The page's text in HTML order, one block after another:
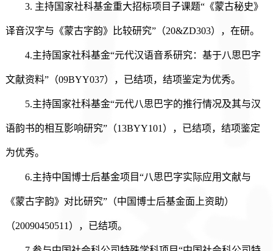
3. 主持国家社科基金重大招标项目子课题“《蒙古秘史》
译音汉字与《蒙古字韵》比较研究”（20&ZD303），在研。
4.主持国家社科基金“元代汉语音系研究：基于八思巴字
文献资料”（09BYY037），已结项，结项鉴定为优秀。
5.主持国家社科基金“元代八思巴字的推行情况及其与汉
语韵书的相互影响研究”（13BYY101），已结项，结项鉴定
为优秀。
6.主持中国博士后基金项目“八思巴字实际应用文献与
《蒙古字韵》对比研究”（中国博士后基金面上资助）
（20090450511），已结项。